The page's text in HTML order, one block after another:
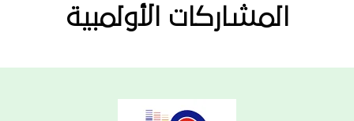
المشاركات الأولمبية